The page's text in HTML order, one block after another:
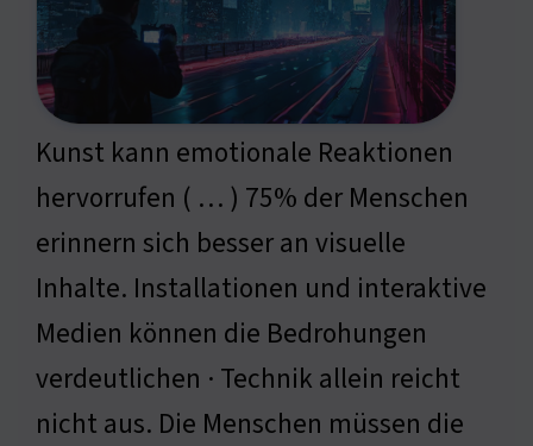
Kunst kann emotionale Reaktionen
hervorrufen ( … ) 75% der Menschen
erinnern sich besser an visuelle
Inhalte. Installationen und interaktive
Medien können die Bedrohungen
verdeutlichen · Technik allein reicht
nicht aus. Die Menschen müssen die